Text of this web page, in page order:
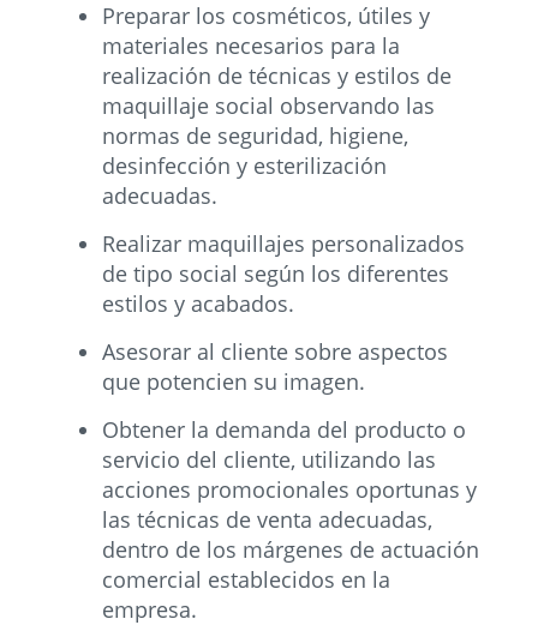
Preparar los cosméticos, útiles y
materiales necesarios para la
realización de técnicas y estilos de
maquillaje social observando las
normas de seguridad, higiene,
desinfección y esterilización
adecuadas.
Realizar maquillajes personalizados
de tipo social según los diferentes
estilos y acabados.
Asesorar al cliente sobre aspectos
que potencien su imagen.
Obtener la demanda del producto o
servicio del cliente, utilizando las
acciones promocionales oportunas y
las técnicas de venta adecuadas,
dentro de los márgenes de actuación
comercial establecidos en la
empresa.